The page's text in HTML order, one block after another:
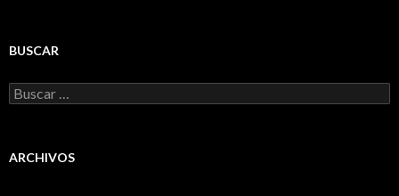
BUSCAR
Buscar:
ARCHIVOS